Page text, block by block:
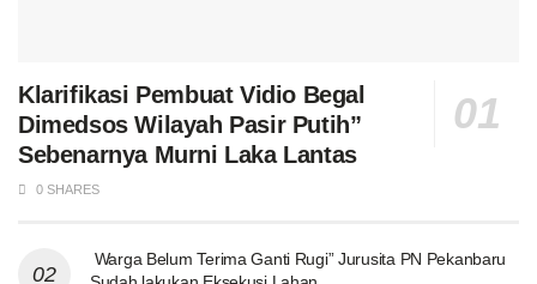
Klarifikasi Pembuat Vidio Begal
Dimedsos Wilayah Pasir Putih”
Sebenarnya Murni Laka Lantas
0 SHARES
Warga Belum Terima Ganti Rugi” Jurusita PN Pekanbaru